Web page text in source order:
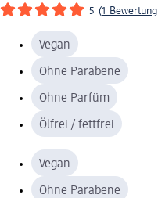
5 (1 Bewertung
Vegan
Ohne Parabene
Ohne Parfüm
Ölfrei / fettfrei
Vegan
Ohne Parabene